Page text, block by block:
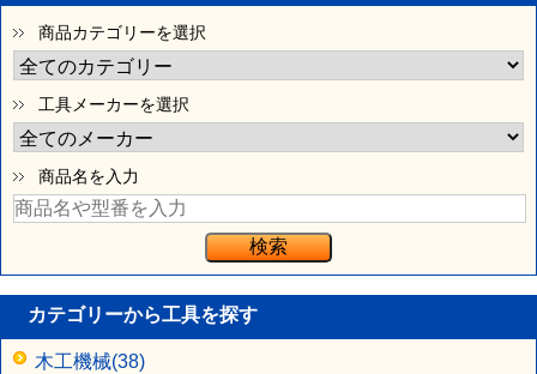
商品カテゴリーを選択
工具メーカーを選択
商品名を入力
カテゴリーから工具を探す
木工機械(38)